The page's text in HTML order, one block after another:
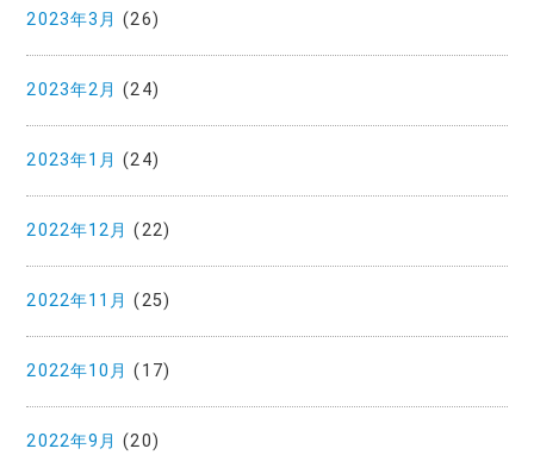
2023年3月 (26)
2023年2月 (24)
2023年1月 (24)
2022年12月 (22)
2022年11月 (25)
2022年10月 (17)
2022年9月 (20)